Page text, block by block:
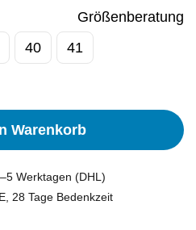
Größenberatung
40 41
Warenkorb
Werktagen (DHL)
28 Tage Bedenkzeit